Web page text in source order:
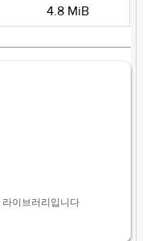
4.8 MiB
라이브러리입니다